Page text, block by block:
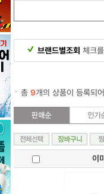
브랜드별조회 체크
총 9개의 상품이 등록되
이